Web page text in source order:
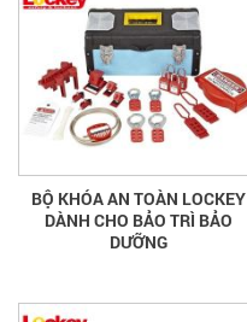
BỘ KHÓA AN TOÀN LOCKEY
DÀNH CHO BẢO TRÌ BẢO
DƯỠNG